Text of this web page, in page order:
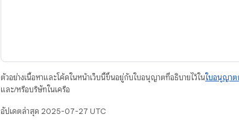
ตัวอย่างเนื้อหาและโค้ดในหน้าเว็บนี้ขึ้นอยู่กับใบอนุญาตที่อธิบายไว้ในใบอนุญาต
และ/หรือบริษัทในเครือ
อัปเดตล่าสุด 2025-07-27 UTC